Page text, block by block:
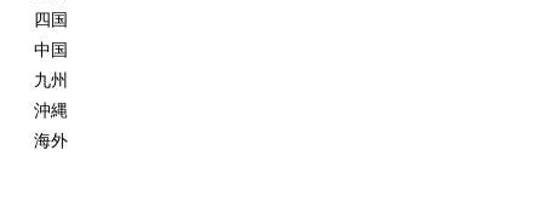
四国
中国
九州
沖縄
海外